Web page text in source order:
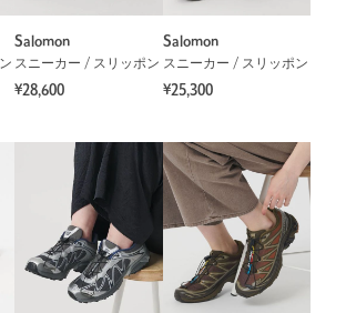
観による感想・体感によるもので、商品の効果や性
りません。
もっと見る
Salomon
スニーカー / スリッポン
¥28,600
Salomon
スニーカー / スリッポン
¥25,300